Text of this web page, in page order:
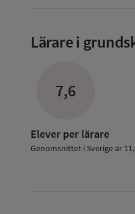
Lärare i
7,6
Elever per lärare
Genomsnittet i Sverige är